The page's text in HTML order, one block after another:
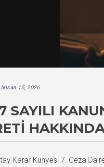
Nisan 15, 2026
SAYILI
Karar Künyesi 7. Ceza